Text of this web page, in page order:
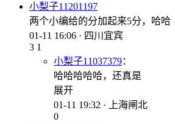
小梨子11201197
两个小编给的分加起来5分，哈哈
01-11 16:06 · 四川宜宾
3 1
小梨子11037379：
哈哈哈哈哈，还真是
展开
01-11 19:32 · 上海闸北
0